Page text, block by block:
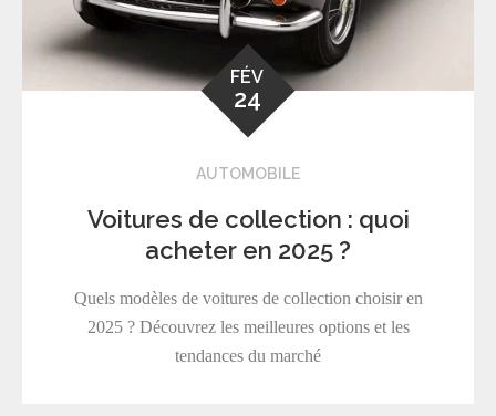
FÉV
24
AUTOMOBILE
Voitures de collection : quoi
acheter en 2025 ?
Quels modèles de voitures de collection choisir en
2025 ? Découvrez les meilleures options et les
tendances du marché